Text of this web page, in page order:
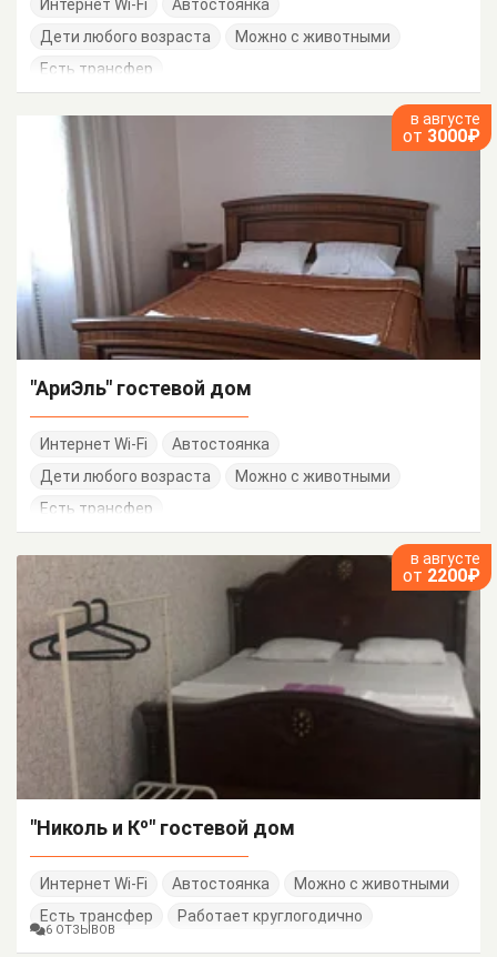
Интернет Wi-Fi
Автостоянка
Дети любого возраста
Можно с животными
Есть трансфер
в августе
от 3000₽
"АриЭль" гостевой дом
Интернет Wi-Fi
Автостоянка
Дети любого возраста
Можно с животными
Есть трансфер
в августе
от 2200₽
"Николь и Кº" гостевой дом
Интернет Wi-Fi Автостоянка
Можно с животными
Есть трансфер
Работает круглогодично
6 ОТЗЫВОВ